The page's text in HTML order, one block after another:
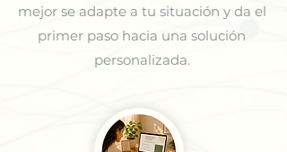
mejor se adapte a tu situación y da el
primer paso hacia una solución
personalizada.